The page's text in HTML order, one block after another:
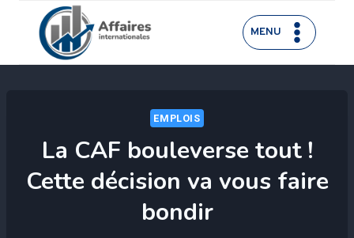
contenu
MENU
EMPLOIS
La CAF bouleverse tout !
Cette décision va vous faire
bondir